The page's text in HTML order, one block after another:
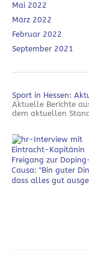
Mai 2022
März 2022
Februar 2022
September 2021
Sport in Hessen:
Aktuelle Berichte
dem aktuellen